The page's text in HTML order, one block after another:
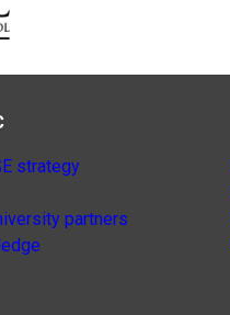
strategy
partners